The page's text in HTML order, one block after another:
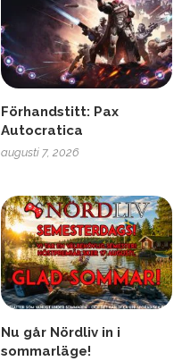
Förhandstitt: Pax
Autocratica
augusti 7, 2026
Nu går Nördliv in i
sommarläge!